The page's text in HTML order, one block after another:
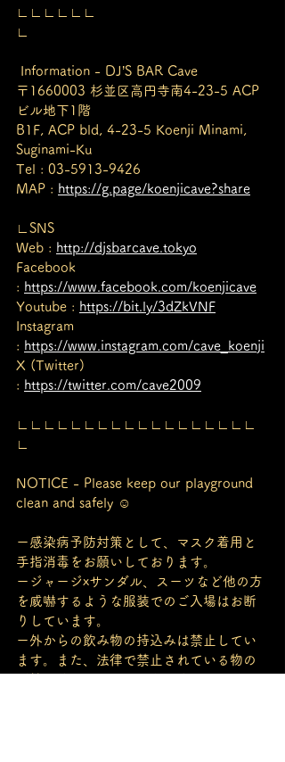
∟∟∟∟∟∟
∟
Information - DJ’S BAR Cave
〒1660003 杉並区高円寺南4-23-5 ACP
ビル地下1階
B1F, ACP bld, 4-23-5 Koenji Minami,
Suginami-Ku
Tel : 03-5913-9426
MAP : https://g.page/koenjicave?share
∟SNS
Web : http://djsbarcave.tokyo
Facebook
: https://www.facebook.com/koenjicave
Youtube : https://bit.ly/3dZkVNF
Instagram
: https://www.instagram.com/cave_koenji
X (Twitter)
: https://twitter.com/cave2009
∟∟∟∟∟∟∟∟∟∟∟∟∟∟∟∟∟∟
∟
NOTICE - Please keep our playground
clean and safely ☺︎
ー感染病予防対策として、マスク着用と
手指消毒をお願いしております。
ージャージxサンダル、スーツなど他の方
を威嚇するような服装でのご入場はお断
りしています。
ー外からの飲み物の持込みは禁止してい
ます。また、法律で禁止されている物の